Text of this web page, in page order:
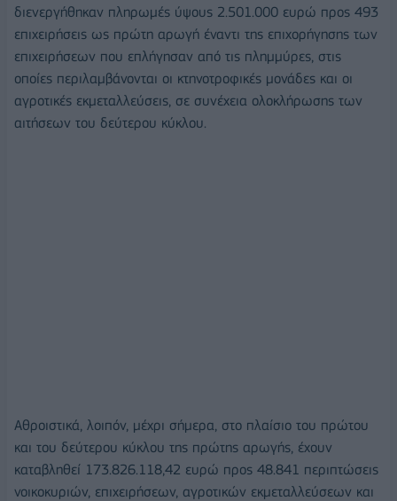
διενεργήθηκαν πληρωμές ύψους 2.501.000 ευρώ προς 493
επιχειρήσεις ως πρώτη αρωγή έναντι της επιχορήγησης των
επιχειρήσεων που επλήγησαν από τις πλημμύρες, στις
οποίες περιλαμβάνονται οι κτηνοτροφικές μονάδες και οι
αγροτικές εκμεταλλεύσεις, σε συνέχεια ολοκλήρωσης των
αιτήσεων του δεύτερου κύκλου.
Αθροιστικά, λοιπόν, μέχρι σήμερα, στο πλαίσιο του πρώτου
και του δεύτερου κύκλου της πρώτης αρωγής, έχουν
καταβληθεί 173.826.118,42 ευρώ προς 48.841 περιπτώσεις
νοικοκυριών, επιχειρήσεων, αγροτικών εκμεταλλεύσεων και